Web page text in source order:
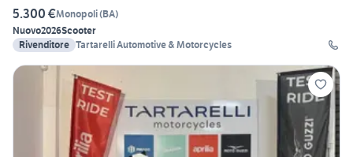
5.300 €Monopoli(BA)
Nuovo2026Scooter
Rivenditore Tartarelli Automotive & Motorcycles